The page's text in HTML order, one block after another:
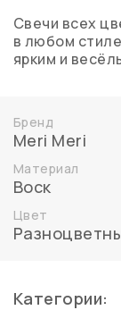
Свечи всех
в любом
ярким и
Бренд
Meri Meri
Материал
Воск
Цвет
Категории: